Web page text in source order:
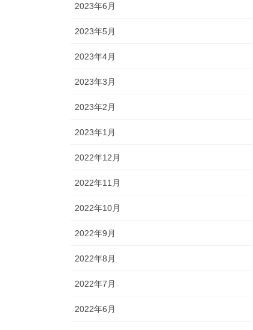
2023年6月
2023年5月
2023年4月
2023年3月
2023年2月
2023年1月
2022年12月
2022年11月
2022年10月
2022年9月
2022年8月
2022年7月
2022年6月